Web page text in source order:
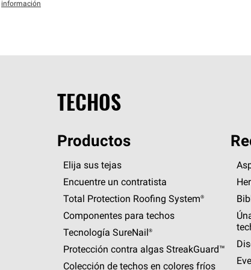
información
TECHOS
Productos
Elija sus tejas
Encuentre un contratista
Total Protection Roofing System®
Componentes para techos
Tecnología SureNail®
Protección contra algas StreakGuard™
Colección de techos en colores fríos